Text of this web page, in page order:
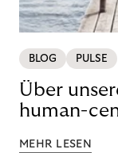
BLOG PULSE
Über
human-
MEHR LESEN